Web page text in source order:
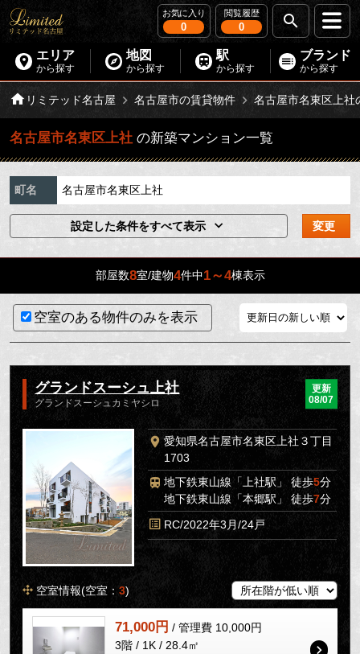
お気に入り
0
閲覧履歴
0
エリア
から探す
地図
から探す
駅
から探す
ブランド
から探す
リミテッド名古屋 名古屋市の賃貸物件 名古屋市名東区上社
名古屋市名東区上社 の新築マンション一覧
町名 名古屋市名東区上社
設定した条件をすべて表示 変更
部屋数8室/建物4件中1～4棟表示
空室のある物件のみを表示
グランドスーシュ上社
グランドスーシュカミヤシロ
更新
08/07
愛知県名古屋市名東区上社３丁目
1703
地下鉄東山線「上社駅」 徒歩5分
地下鉄東山線「本郷駅」 徒歩7分
RC/2022年3月/24戸
空室情報(空室：3)
71,000円 / 管理費 10,000円
3階 / 1K / 28.4㎡